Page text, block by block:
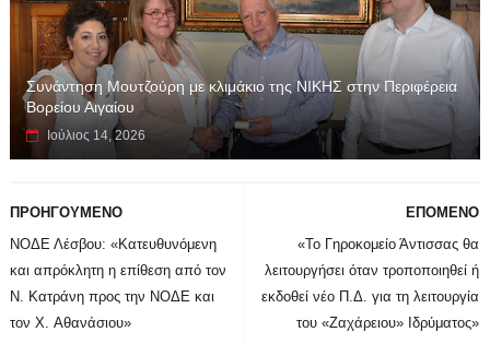
Συνάντηση Μουτζούρη με κλιμάκιο της ΝΙΚΗΣ στην Περιφέρεια
Βορείου Αιγαίου
Ιούλιος 14, 2026
ΕΠΟΜΕΝΟ
«Το Γηροκομείο Άντισσας θα
λειτουργήσει όταν τροποποιηθεί ή
εκδοθεί νέο Π.Δ. για τη λειτουργία
του «Ζαχάρειου» Ιδρύματος»
ΠΡΟΗΓΟΥΜΕΝΟ
ΝΟΔΕ Λέσβου: «Κατευθυνόμενη
και απρόκλητη η επίθεση από τον
Ν. Κατράνη προς την ΝΟΔΕ και
τον X. Αθανάσιου»